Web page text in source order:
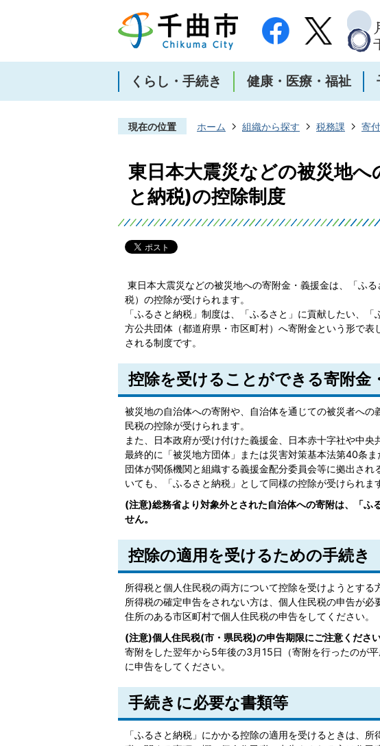
くらし・手続き 健康・医療・福祉
現在の位置 ホーム 組織から探す 税務課 寄
東日本大震災などの被災地
と納税)の控除制度
東日本大震災などの被災地への寄附金・義援金は、「ふ
税）の控除が受けられます。
「ふるさと納税」制度は、「ふるさと」に貢献したい、
方公共団体（都道府県・市区町村）へ寄附金という形で
される制度です。
控除を受けることができる寄附金
被災地の自治体への寄附や、自治体を通じての被災者へ
民税の控除が受けられます。
また、日本政府が受け付けた義援金、日本赤十字社や中央
最終的に「被災地方団体」または災害対策基本法第40条
団体が関係機関と組織する義援金配分委員会等に拠出さ
いても、「ふるさと納税」として同様の控除が受けられま
(注意)総務省より対象外とされた自治体への寄附は、「ふ
せん。
控除の適用を受けるための手続き
所得税と個人住民税の両方について控除を受けようとする
所得税の確定申告をされない方は、個人住民税の申告が
住所のある市区町村で個人住民税の申告をしてください。
(注意)個人住民税(市・県民税)の申告期限にご注意ください
寄附をした翌年から5年後の3月15日（寄附を行ったのが
に申告をしてください。
手続きに必要な書類等
「ふるさと納税」にかかる控除の適用を受けるときは、